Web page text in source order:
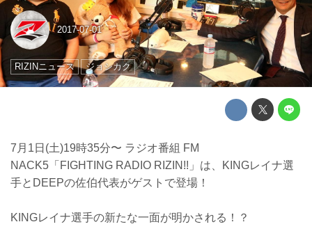
2017-07-01
RIZINニュース ジョシカク
7月1日(土)19時35分〜 ラジオ番組 FM
NACK5「FIGHTING RADIO RIZIN!!」は、KINGレイナ選
手とDEEPの佐伯代表がゲストで登場！
KINGレイナ選手の新たな一面が明かされる！？